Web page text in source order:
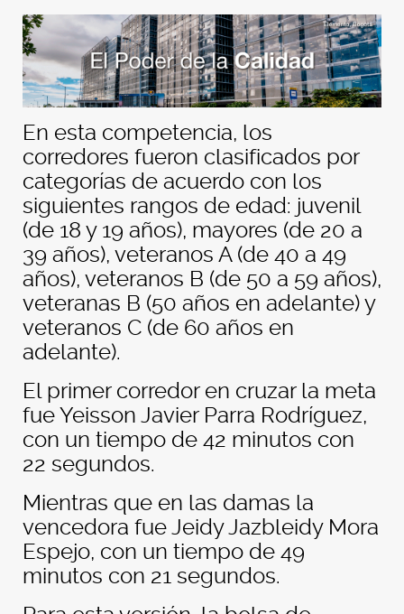
En esta competencia, los
corredores fueron clasificados por
categorías de acuerdo con los
siguientes rangos de edad: juvenil
(de 18 y 19 años), mayores (de 20 a
39 años), veteranos A (de 40 a 49
años), veteranos B (de 50 a 59 años),
veteranas B (50 años en adelante) y
veteranos C (de 60 años en
adelante).
El primer corredor en cruzar la meta
fue Yeisson Javier Parra Rodríguez,
con un tiempo de 42 minutos con
22 segundos.
Mientras que en las damas la
vencedora fue Jeidy Jazbleidy Mora
Espejo, con un tiempo de 49
minutos con 21 segundos.